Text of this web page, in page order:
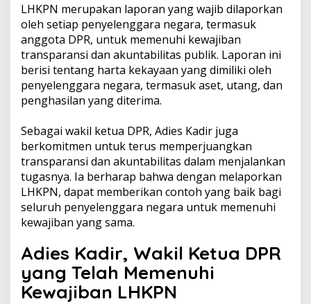
LHKPN merupakan laporan yang wajib dilaporkan
oleh setiap penyelenggara negara, termasuk
anggota DPR, untuk memenuhi kewajiban
transparansi dan akuntabilitas publik. Laporan ini
berisi tentang harta kekayaan yang dimiliki oleh
penyelenggara negara, termasuk aset, utang, dan
penghasilan yang diterima.
Sebagai wakil ketua DPR, Adies Kadir juga
berkomitmen untuk terus memperjuangkan
transparansi dan akuntabilitas dalam menjalankan
tugasnya. Ia berharap bahwa dengan melaporkan
LHKPN, dapat memberikan contoh yang baik bagi
seluruh penyelenggara negara untuk memenuhi
kewajiban yang sama.
Adies Kadir, Wakil Ketua DPR
yang Telah Memenuhi
Kewajiban LHKPN